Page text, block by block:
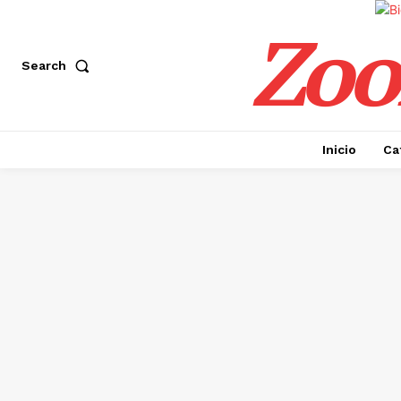
Search
Inicio